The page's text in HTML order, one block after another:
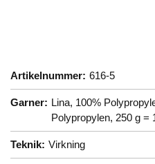
Artikelnummer: 616-5
Garner: Lina, 100%
Polypropylen, 250 g =
Teknik: Virkning